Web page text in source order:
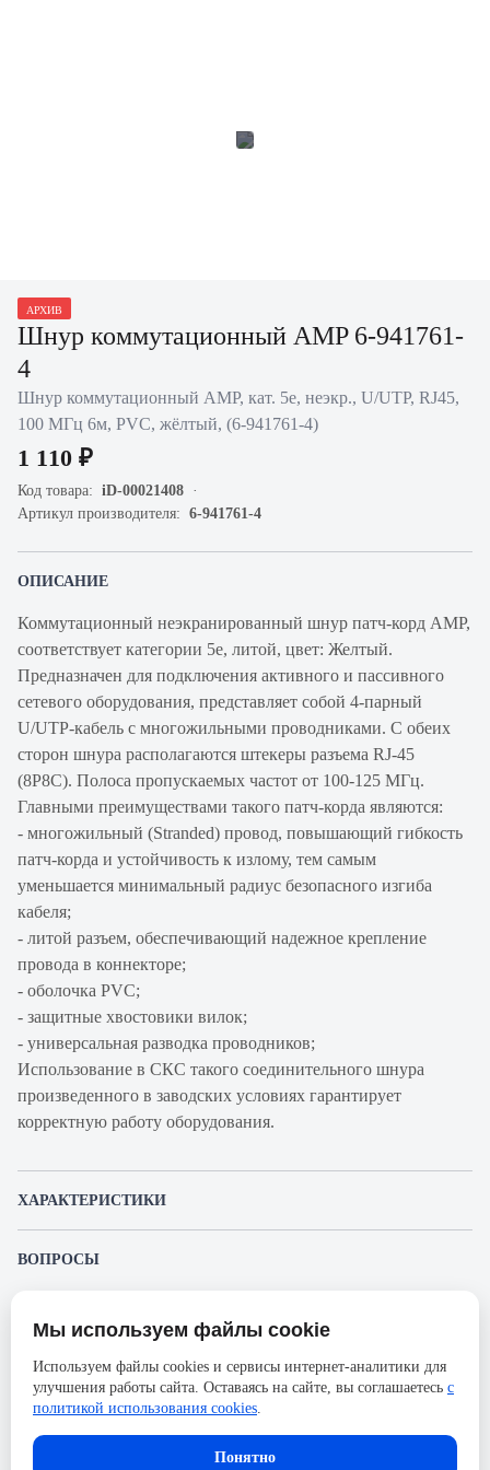
АРХИВ
Шнур коммутационный AMP 6-941761-
4
Шнур коммутационный AMP, кат. 5е, неэкр., U/UTP, RJ45,
100 МГц 6м, PVC, жёлтый, (6-941761-4)
1 110 ₽
Код товара: iD-00021408
Артикул производителя: 6-941761-4
ОПИСАНИЕ
Коммутационный неэкранированный шнур патч-корд AMP,
cоответствует категории 5e, литой, цвет: Желтый.
Предназначен для подключения активного и пассивного
сетевого оборудования, представляет собой 4-парный
U/UTP-кабель с многожильными проводниками. С обеих
сторон шнура располагаются штекеры разъема RJ-45
(8P8C). Полоса пропускаемых частот от 100-125 МГц.
Главными преимуществами такого патч-корда являются:
- многожильный (Stranded) провод, повышающий гибкость
патч-корда и устойчивость к излому, тем самым
уменьшается минимальный радиус безопасного изгиба
кабеля;
- литой разъем, обеспечивающий надежное крепление
провода в коннекторе;
- оболочка PVC;
- защитные хвостовики вилок;
- универсальная разводка проводников;
Использование в СКС такого соединительного шнура
произведенного в заводских условиях гарантирует
корректную работу оборудования.
ХАРАКТЕРИСТИКИ
Производитель
Категория
Оболочка
Длина, м
ВОПРОСЫ
Пожалуйста, авторизуйтесь, чтобы иметь
возможность оставлять вопросы.
Представленные изображения и характеристики могут отличаться от реального
без предварительного уведомления. Компания АйДистрибьют не несёт
ответственности в случае не соответствия текущей модели товаров фотографиям,
размещённым в карточке товара.
Мы используем файлы cookie
Используем файлы cookies и сервисы интернет-аналитики для
улучшения работы сайта. Оставаясь на сайте, вы соглашаетесь с
политикой использования cookies.
Понятно